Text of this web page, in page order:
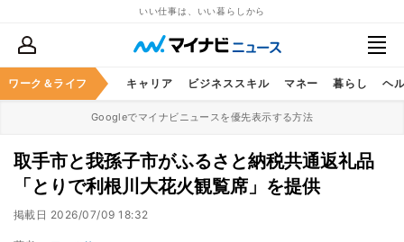
いい仕事は、いい暮らしから
ワーク＆ライフ キャリア ビジネススキル マネー 暮らし ヘ
Googleでマイナビニュースを優先表示する方法
取手市と我孫子市がふるさと納税共通返礼品
「とりで利根川大花火観覧席」を提供
掲載日 2026/07/09 18:32